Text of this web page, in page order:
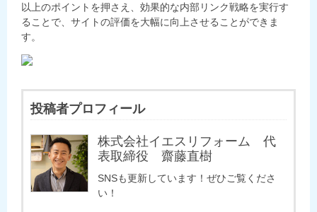
以上のポイントを押さえ、効果的な内部リンク戦略を実行す
ることで、サイトの評価を大幅に向上させることができま
す。
投稿者プロフィール
株式会社イエスリフォーム 代
表取締役 齋藤直樹
SNSも更新しています！ぜひご覧くださ
い！